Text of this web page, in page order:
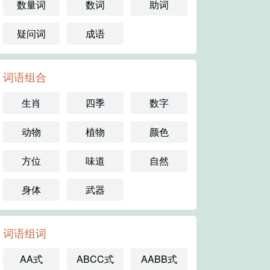
数量词 数词 助词
疑问词 成语
词语组合
生肖 四季 数字
动物 植物 颜色
方位 味道 自然
身体 武器
词语组词
AA式 ABCC式 AABB式